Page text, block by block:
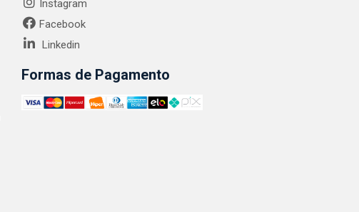
Instagram
Facebook
Linkedin
Formas de Pagamento